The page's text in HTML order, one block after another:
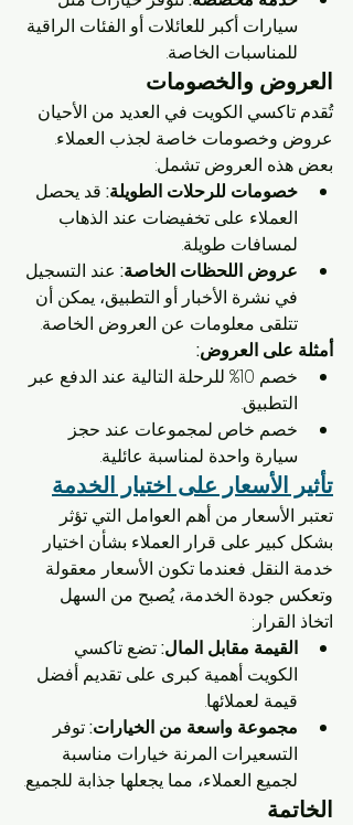
سيارات أكبر للعائلات أو الفئات الراقية
للمناسبات الخاصة.
العروض والخصومات
تُقدم تاكسي الكويت في العديد من الأحيان
عروض وخصومات خاصة لجذب العملاء.
بعض هذه العروض تشمل:
خصومات للرحلات الطويلة: قد يحصل
العملاء على تخفيضات عند الذهاب
لمسافات طويلة.
عروض اللحظات الخاصة: عند التسجيل
في نشرة الأخبار أو التطبيق، يمكن أن
تتلقى معلومات عن العروض الخاصة.
أمثلة على العروض:
خصم 10% للرحلة التالية عند الدفع عبر
التطبيق.
خصم خاص لمجموعات عند حجز
سيارة واحدة لمناسبة عائلية.
تأثير الأسعار على اختيار الخدمة
تعتبر الأسعار من أهم العوامل التي تؤثر
بشكل كبير على قرار العملاء بشأن اختيار
خدمة النقل. فعندما تكون الأسعار معقولة
وتعكس جودة الخدمة، يُصبح من السهل
اتخاذ القرار:
القيمة مقابل المال: تضع تاكسي
الكويت أهمية كبرى على تقديم أفضل
قيمة لعملائها.
مجموعة واسعة من الخيارات: توفر
التسعيرات المرنة خيارات مناسبة
لجميع العملاء، مما يجعلها جذابة للجميع.
الخاتمة